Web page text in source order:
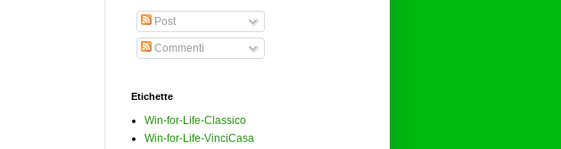
Post
Commenti
Etichette
Win-for-Life-Classico
Win-for-Life-VinciCasa